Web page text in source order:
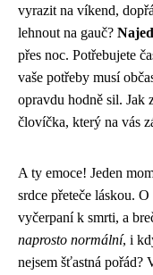
vyrazit na víkend,
lehnout na gauč?
přes noc. Potřebujete
vaše potřeby musí
opravdu hodně sil. Jak
človíčka, který na vás
A ty emoce! Jeden
srdce přeteče láskou.
vyčerpaní k smrti, a
naprosto normální, i
nejsem šťastná pořád?